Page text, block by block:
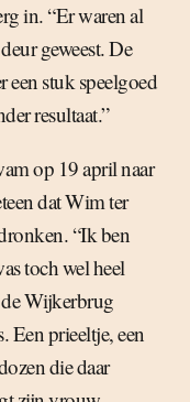
in. “Er waren al
geweest. De
een stuk speelgoed
resultaat.”
op 19 april naar
dat Wim ter
“Ik ben
toch wel heel
Wijkerbrug
Een prieeltje, een
die daar